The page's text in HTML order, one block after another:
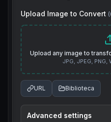
Upload Image to Convert (
Upload any image to
JPG, JPEG, PNG,
URL Biblioteca
Advanced settings